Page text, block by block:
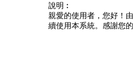
說明︰
親愛的使用者，您好！
續使用本系統。感謝您的